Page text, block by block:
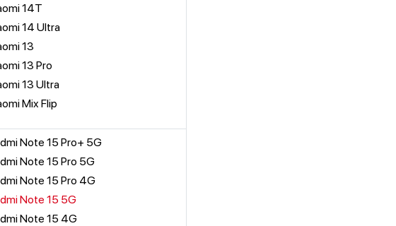
14T
14 Ultra
13
13 Pro
13 Ultra
Mix Flip
Note 15 Pro+ 5G
Note 15 Pro 5G
Note 15 Pro 4G
Note 15 5G
Note 15 4G